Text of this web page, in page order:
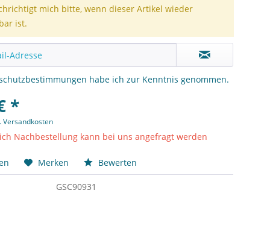
mich bitte, wenn dieser Artikel wieder
ist.
habe ich zur Kenntnis genommen.
*
Versandkosten
Nachbestellung kann bei uns angefragt werden
Merken Bewerten
GSC90931